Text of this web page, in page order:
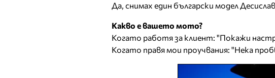
Да, снимах един български модел
Какво е вашето мото?
Когато работя за клиент: "Покажи
Когато правя мои проучвания: "Нека